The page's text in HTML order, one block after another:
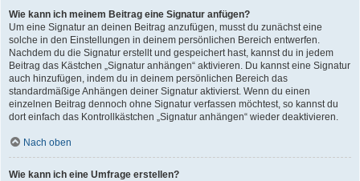
Wie kann ich meinem Beitrag eine Signatur anfügen?
Um eine Signatur an deinen Beitrag anzufügen, musst du zunächst eine
solche in den Einstellungen in deinem persönlichen Bereich entwerfen.
Nachdem du die Signatur erstellt und gespeichert hast, kannst du in jedem
Beitrag das Kästchen „Signatur anhängen“ aktivieren. Du kannst eine Signatur
auch hinzufügen, indem du in deinem persönlichen Bereich das
standardmäßige Anhängen deiner Signatur aktivierst. Wenn du einen
einzelnen Beitrag dennoch ohne Signatur verfassen möchtest, so kannst du
dort einfach das Kontrollkästchen „Signatur anhängen“ wieder deaktivieren.
Nach oben
Wie kann ich eine Umfrage erstellen?